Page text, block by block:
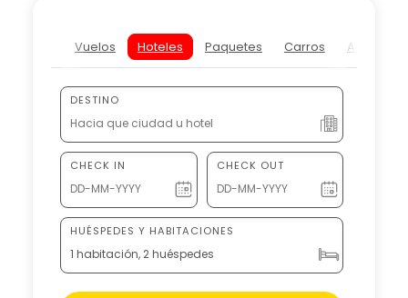
Vuelos Hoteles Paquetes Carros
DESTINO
CHECK IN CHECK OUT
HUÉSPEDES Y HABITACIONES
1 habitación, 2 huéspedes